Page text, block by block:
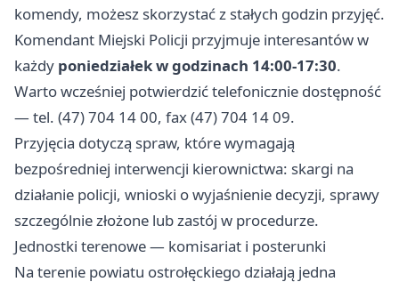
komendy, możesz skorzystać z stałych godzin przyjęć.
Komendant Miejski Policji przyjmuje interesantów w
każdy poniedziałek w godzinach 14:00-17:30.
Warto wcześniej potwierdzić telefonicznie dostępność
— tel. (47) 704 14 00, fax (47) 704 14 09.
Przyjęcia dotyczą spraw, które wymagają
bezpośredniej interwencji kierownictwa: skargi na
działanie policji, wnioski o wyjaśnienie decyzji, sprawy
szczególnie złożone lub zastój w procedurze.
Jednostki terenowe — komisariat i posterunki
Na terenie powiatu ostrołęckiego działają jedna